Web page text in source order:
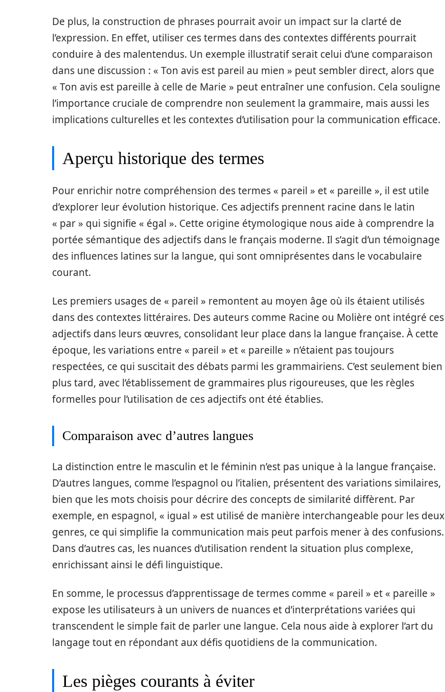
De plus, la construction de phrases pourrait avoir un impact sur la clarté de
l’expression. En effet, utiliser ces termes dans des contextes différents pourrait
conduire à des malentendus. Un exemple illustratif serait celui d’une comparaison
dans une discussion : « Ton avis est pareil au mien » peut sembler direct, alors que
« Ton avis est pareille à celle de Marie » peut entraîner une confusion. Cela souligne
l’importance cruciale de comprendre non seulement la grammaire, mais aussi les
implications culturelles et les contextes d’utilisation pour la communication efficace.
Aperçu historique des termes
Pour enrichir notre compréhension des termes « pareil » et « pareille », il est utile
d’explorer leur évolution historique. Ces adjectifs prennent racine dans le latin
« par » qui signifie « égal ». Cette origine étymologique nous aide à comprendre la
portée sémantique des adjectifs dans le français moderne. Il s’agit d’un témoignage
des influences latines sur la langue, qui sont omniprésentes dans le vocabulaire
courant.
Les premiers usages de « pareil » remontent au moyen âge où ils étaient utilisés
dans des contextes littéraires. Des auteurs comme Racine ou Molière ont intégré ces
adjectifs dans leurs œuvres, consolidant leur place dans la langue française. À cette
époque, les variations entre « pareil » et « pareille » n’étaient pas toujours
respectées, ce qui suscitait des débats parmi les grammairiens. C’est seulement bien
plus tard, avec l’établissement de grammaires plus rigoureuses, que les règles
formelles pour l’utilisation de ces adjectifs ont été établies.
Comparaison avec d’autres langues
La distinction entre le masculin et le féminin n’est pas unique à la langue française.
D’autres langues, comme l’espagnol ou l’italien, présentent des variations similaires,
bien que les mots choisis pour décrire des concepts de similarité diffèrent. Par
exemple, en espagnol, « igual » est utilisé de manière interchangeable pour les deux
genres, ce qui simplifie la communication mais peut parfois mener à des confusions.
Dans d’autres cas, les nuances d’utilisation rendent la situation plus complexe,
enrichissant ainsi le défi linguistique.
En somme, le processus d’apprentissage de termes comme « pareil » et « pareille »
expose les utilisateurs à un univers de nuances et d’interprétations variées qui
transcendent le simple fait de parler une langue. Cela nous aide à explorer l’art du
langage tout en répondant aux défis quotidiens de la communication.
Les pièges courants à éviter